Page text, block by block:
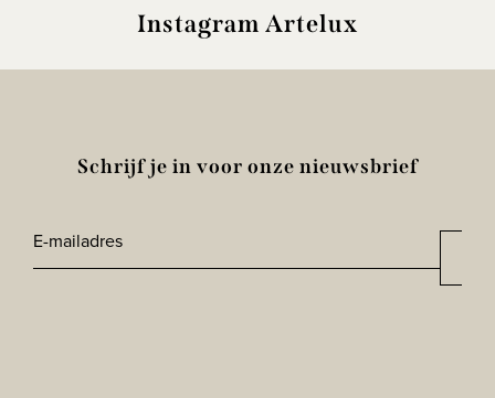
Instagram Artelux
Schrijf je in voor onze nieuwsbrief
E-
mailadres*